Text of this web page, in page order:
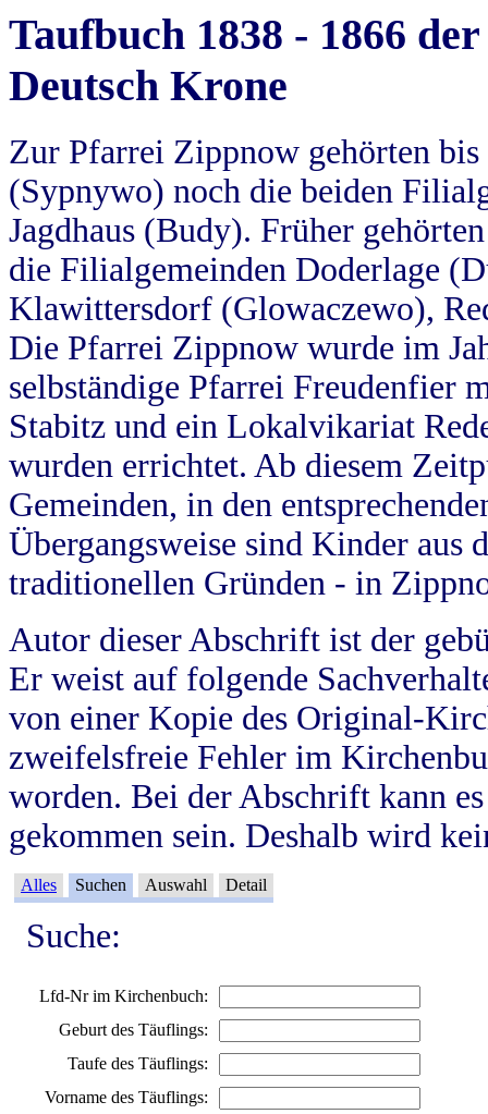
Taufbuch 1838 - 1866
Deutsch Krone
Zur Pfarrei Zippnow gehörten
(Sypnywo) noch die beiden
Jagdhaus (Budy). Früher
die Filialgemeinden Doderlage
Klawittersdorf (Glowaczewo),
Die Pfarrei Zippnow wurde im
selbständige Pfarrei Freudenfier
Stabitz und ein Lokalvikariat
wurden errichtet. Ab diesem
Gemeinden, in den
Übergangsweise sind Kinder aus
traditionellen Gründen - in
Autor dieser Abschrift ist der
Er weist auf folgende
von einer Kopie des Original-
zweifelsfreie Fehler im
worden. Bei der Abschrift kann
gekommen sein. Deshalb wird
Alles Suchen Auswahl Detail
Suche:
Lfd-Nr im Kirchenbuch:
Geburt des Täuflings:
Taufe des Täuflings:
Vorname des Täuflings: